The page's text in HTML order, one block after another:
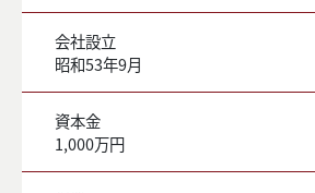
会社設立
昭和53年9月
資本金
1,000万円